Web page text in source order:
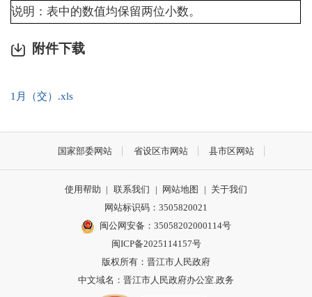
说明：表中的数值均保留两位小数。
附件下载
1月（交）.xls
国家部委网站 省设区市网站 县市区网站
使用帮助 | 联系我们 | 网站地图 | 关于我们
网站标识码：3505820021
闽公网安备：35058202000114号
闽ICP备2025114157号
版权所有：晋江市人民政府
中文域名：晋江市人民政府办公室.政务